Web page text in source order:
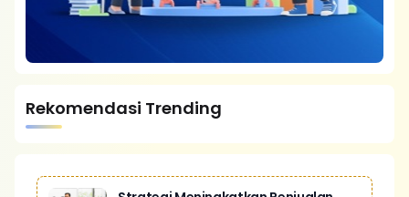
Rekomendasi Trending